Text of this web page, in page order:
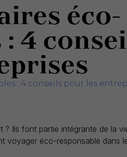
éco-
4
: 4 conseils pour les
Ils font partie intégrante de la
voyager éco-responsable dans